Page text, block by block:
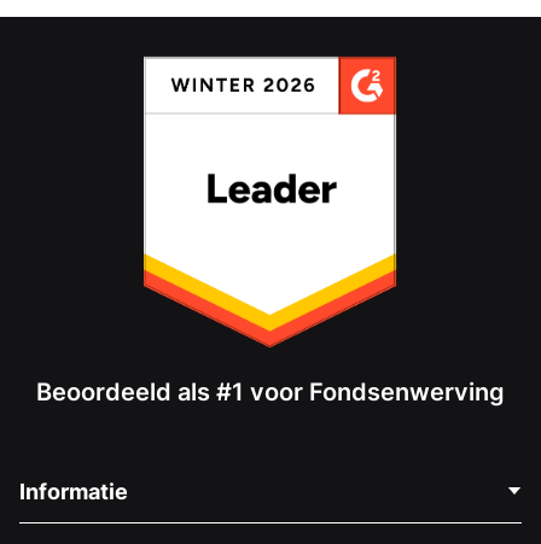
Beoordeeld als #1 voor Fondsenwerving
Informatie